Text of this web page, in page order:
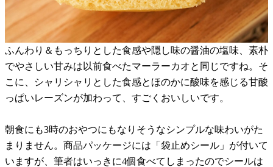
ふんわり＆もっちりとした食感や隠し味の醤油の塩味、素朴
でやさしい甘みは以前食べたマーラーカオと同じですね。そ
こに、シャリシャリとした食感とほのかに酸味を感じる甘酸
っぱいレーズンが加わって、すごくおいしいです。
朝食にも3時のおやつにもなりそうなシンプルな味わいがた
まりません。商品パッケージには「袋止めシール」が付いて
いますが、筆者はいっきに4個食べてしまったのでシールは